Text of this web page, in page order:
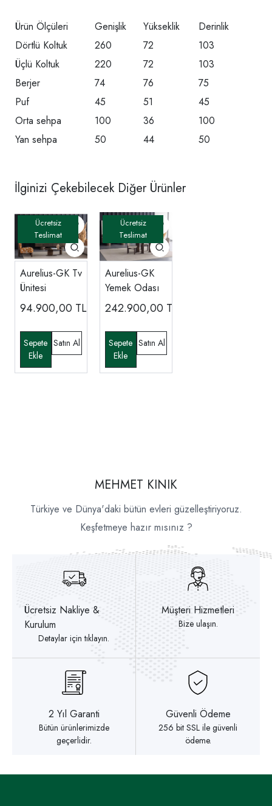
Ürün Ölçüleri Genişlik Yükseklik
Derinlik
Dörtlü Koltuk
260 72
103
Üçlü Koltuk
220 72
103
Berjer
74 76
75
Puf
45 51
45
Orta sehpa
100 36
100
Yan sehpa
50 44 50
İlginizi Çekebilecek Diğer Ürünler
Aurelius-GK Tv
Ünitesi
94.900,00 TL
Aurelius-GK
Yemek Odası
242.900,00 TL
MEHMET KINIK
Türkiye ve Dünya'daki bütün evleri güzelleştiriyoruz.
Keşfetmeye hazır mısınız ?
Ücretsiz Nakliye &
Kurulum
Detaylar için tıklayın.
Müşteri Hizmetleri
Bize ulaşın.
2 Yıl Garanti
Bütün ürünlerimizde
geçerlidir.
Güvenli Ödeme
256 bit SSL ile güvenli
ödeme.